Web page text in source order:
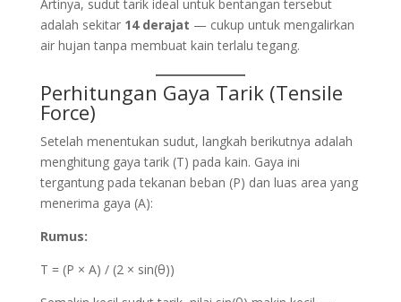
Artinya, sudut tarik ideal untuk bentangan tersebut
adalah sekitar 14 derajat — cukup untuk mengalirkan
air hujan tanpa membuat kain terlalu tegang.
Perhitungan Gaya Tarik (Tensile
Force)
Setelah menentukan sudut, langkah berikutnya adalah
menghitung gaya tarik (T) pada kain. Gaya ini
tergantung pada tekanan beban (P) dan luas area yang
menerima gaya (A):
Rumus:
T = (P × A) / (2 × sin(θ))